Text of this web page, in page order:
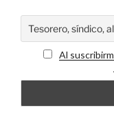
Al